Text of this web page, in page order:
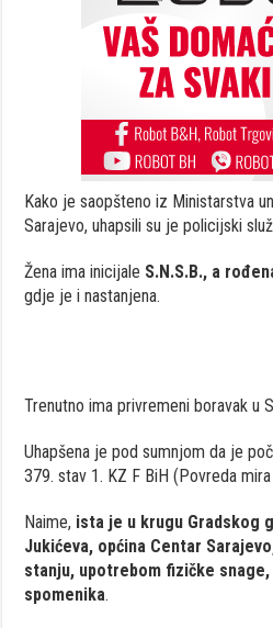
Kako je saopšteno iz Ministarstva
Sarajevo, uhapsili su je policijski
Žena ima inicijale S.N.S.B., a
gdje je i nastanjena.
Trenutno ima privremeni boravak u
Uhapšena je pod sumnjom da je
379. stav 1. KZ F BiH (Povreda
Naime, ista je u krugu Gradskog
Jukićeva, općina Centar
stanju, upotrebom fizičke
spomenika.